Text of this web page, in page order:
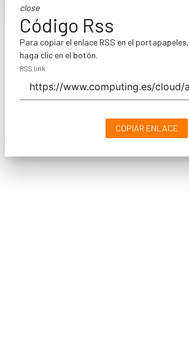
close
Código Rss
Para copiar el enlace RSS en el portapapeles,
haga clic en el botón.
RSS link
COPIAR ENLACE